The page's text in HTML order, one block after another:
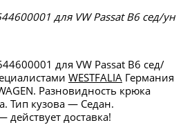
для VW Passat B6 сед/ун
для VW Passat B6 сед/
WESTFALIA Германия
Разновидность крюка
Тип кузова — Седан.
доставка!